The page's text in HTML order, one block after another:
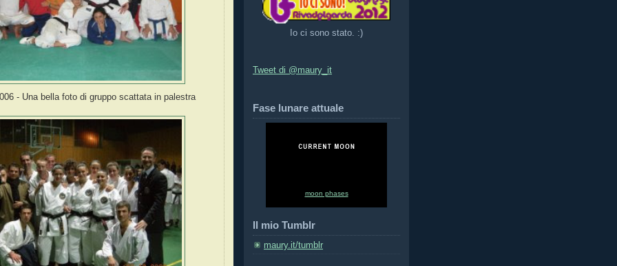
- Una bella foto di gruppo scattata in palestra
Io ci sono stato. :)
Tweet di @maury_it
Fase lunare attuale
moon phases
Il mio Tumblr
maury.it/tumblr